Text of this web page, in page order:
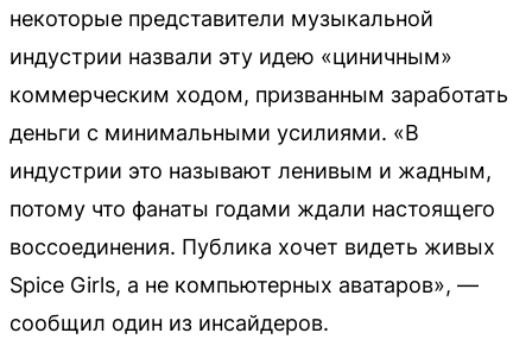
некоторые представители музыкальной
индустрии назвали эту идею «циничным»
коммерческим ходом, призванным заработать
деньги с минимальными усилиями. «В
индустрии это называют ленивым и жадным,
потому что фанаты годами ждали настоящего
воссоединения. Публика хочет видеть живых
Spice Girls, а не компьютерных аватаров», —
сообщил один из инсайдеров.